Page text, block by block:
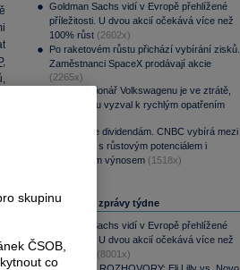
,
Goldman Sachs vidí v Evropě přehlížené
příležitosti. U dvou akcií očekává více než
100% růst (2602x)
Po raketovém růstu přichází vybírání zisků.
Zaměstnanci SpaceX prodávají akcie
(2265x)
Hlavní akcionář Volkswagenu je ve ztrátě,
automobilku vyzval k rychlým opatřením
Srpen přeje dividendám. CNBC vybírá mezi
aristokraty s růstovým potenciálem i
pravidelným výnosem (1518x)
Nejčtenější zprávy týdne
Goldman Sachs vidí v Evropě přehlížené
příležitosti. U dvou akcií očekává více než
100% růst
(8001x)
skupinu
ČSOB,
co